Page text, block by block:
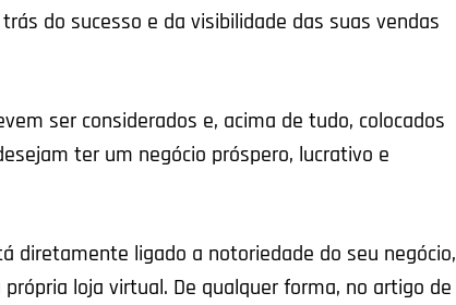
do sucesso e da visibilidade das suas vendas
ser considerados e, acima de tudo, colocados
ter um negócio próspero, lucrativo e
diretamente ligado a notoriedade do seu negócio,
loja virtual. De qualquer forma, no artigo de